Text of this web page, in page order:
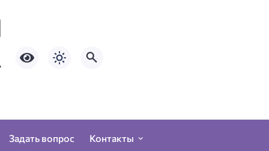
Задать вопрос Контакты